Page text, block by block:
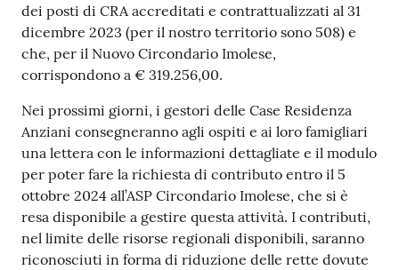
dei posti di CRA accreditati e contrattualizzati al 31
dicembre 2023 (per il nostro territorio sono 508) e
che, per il Nuovo Circondario Imolese,
corrispondono a € 319.256,00.
Nei prossimi giorni, i gestori delle Case Residenza
Anziani consegneranno agli ospiti e ai loro famigliari
una lettera con le informazioni dettagliate e il modulo
per poter fare la richiesta di contributo entro il 5
ottobre 2024 all’ASP Circondario Imolese, che si è
resa disponibile a gestire questa attività. I contributi,
nel limite delle risorse regionali disponibili, saranno
riconosciuti in forma di riduzione delle rette dovute